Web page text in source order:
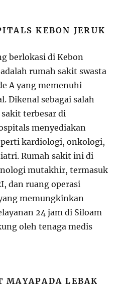
KEBON JERUK
berlokasi di Kebon
rumah sakit swasta
A yang memenuhi
Dikenal sebagai salah
terbesar di
menyediakan
kardiologi, onkologi,
Rumah sakit ini di
mutakhir, termasuk
dan ruang operasi
memungkinkan
24 jam di Siloam
oleh tenaga medis
MAYAPADA LEBAK